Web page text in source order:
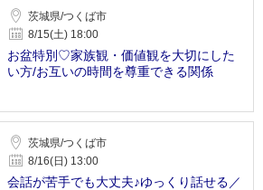
茨城県/つくば市
8/15(土) 18:00
お盆特別♡家族観・価値観を大切にした
い方/お互いの時間を尊重できる関係
茨城県/つくば市
8/16(日) 13:00
会話が苦手でも大丈夫♪ゆっくり話せる／